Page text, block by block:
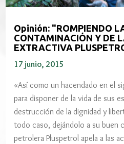
Opinión: "ROMPIENDO
CONTAMINACIÓN Y DE
EXTRACTIVA
17 junio, 2015
«Así como un hacendado en el
para disponer de la vida de sus
destrucción de la dignidad y
todo caso, dejándolo a su buen
petrolera Pluspetrol apela a las